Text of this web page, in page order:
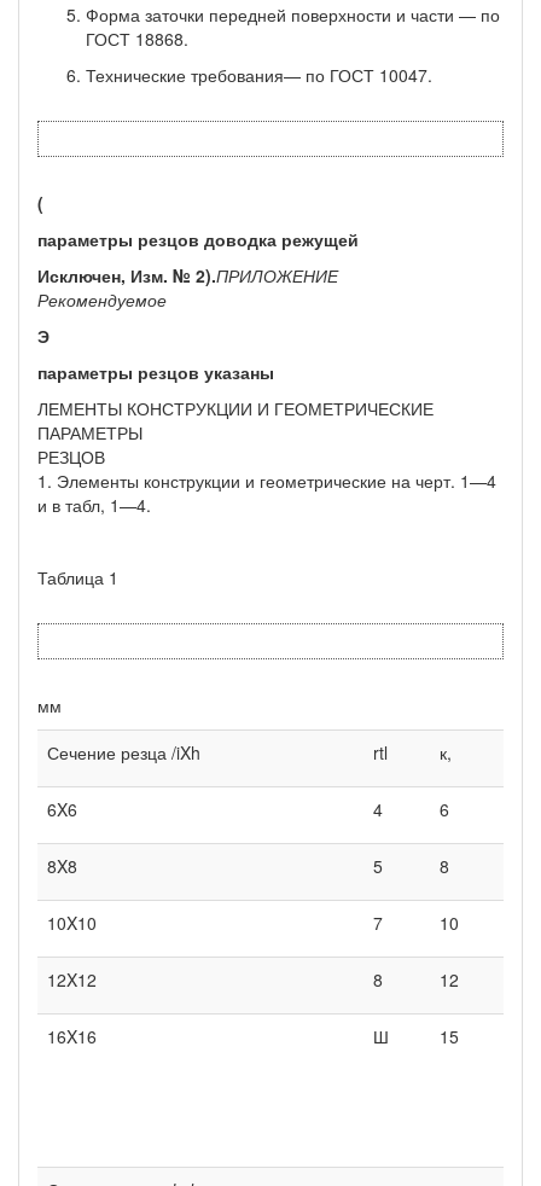
Форма заточки передней поверхности и части — по
ГОСТ 18868.
Технические требования— по ГОСТ 10047.
(
параметры резцов доводка режущей
Исключен, Изм. № 2).ПРИЛОЖЕНИЕ
Рекомендуемое
Э
параметры резцов указаны
ЛЕМЕНТЫ КОНСТРУКЦИИ И ГЕОМЕТРИЧЕСКИЕ
ПАРАМЕТРЫ
РЕЗЦОВ
1. Элементы конструкции и геометрические на черт. 1—4
и в табл, 1—4.
Таблица 1
мм
Сечение резца /iXh
rtl к,
6X6 4 6
8X8 5 8
10X10 7 10
12X12 8 12
16X16 Ш 15